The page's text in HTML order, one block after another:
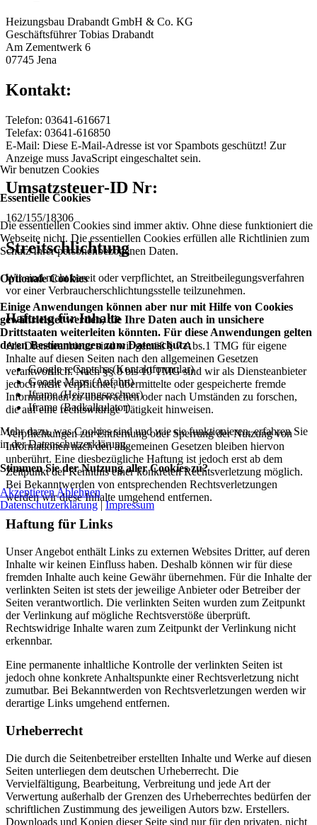
Heizungsbau Drabandt GmbH & Co. KG
Geschäftsführer Tobias Drabandt
Am Zementwerk 6
07745 Jena
Kontakt:
Telefon: 03641-616671
Telefax: 03641-616850
E-Mail: Diese E-Mail-Adresse ist vor Spambots geschützt! Zur
Anzeige muss JavaScript eingeschaltet sein.
Umsatzsteuer-ID Nr:
162/155/18306
Streitschlichtung
Wir sind nicht bereit oder verpflichtet, an Streitbeilegungsverfahren
vor einer Verbraucherschlichtungsstelle teilzunehmen.
Haftung für Inhalte
Als Diensteanbieter sind wir gemäß § 7 Abs.1 TMG für eigene
Inhalte auf diesen Seiten nach den allgemeinen Gesetzen
verantwortlich. Nach §§ 8 bis 10 TMG sind wir als Diensteanbieter
jedoch nicht verpflichtet, übermittelte oder gespeicherte fremde
Informationen zu überwachen oder nach Umständen zu forschen,
die auf eine rechtswidrige Tätigkeit hinweisen.
Verpflichtungen zur Entfernung oder Sperrung der Nutzung von
Informationen nach den allgemeinen Gesetzen bleiben hiervon
unberührt. Eine diesbezügliche Haftung ist jedoch erst ab dem
Zeitpunkt der Kenntnis einer konkreten Rechtsverletzung möglich.
Bei Bekanntwerden von entsprechenden Rechtsverletzungen
werden wir diese Inhalte umgehend entfernen.
Haftung für Links
Unser Angebot enthält Links zu externen Websites Dritter, auf deren
Inhalte wir keinen Einfluss haben. Deshalb können wir für diese
fremden Inhalte auch keine Gewähr übernehmen. Für die Inhalte der
verlinkten Seiten ist stets der jeweilige Anbieter oder Betreiber der
Seiten verantwortlich. Die verlinkten Seiten wurden zum Zeitpunkt
der Verlinkung auf mögliche Rechtsverstöße überprüft.
Rechtswidrige Inhalte waren zum Zeitpunkt der Verlinkung nicht
erkennbar.
Eine permanente inhaltliche Kontrolle der verlinkten Seiten ist
jedoch ohne konkrete Anhaltspunkte einer Rechtsverletzung nicht
zumutbar. Bei Bekanntwerden von Rechtsverletzungen werden wir
derartige Links umgehend entfernen.
Urheberrecht
Die durch die Seitenbetreiber erstellten Inhalte und Werke auf diesen
Seiten unterliegen dem deutschen Urheberrecht. Die
Vervielfältigung, Bearbeitung, Verbreitung und jede Art der
Verwertung außerhalb der Grenzen des Urheberrechtes bedürfen der
schriftlichen Zustimmung des jeweiligen Autors bzw. Erstellers.
Downloads und Kopien dieser Seite sind nur für den privaten, nicht
Wir benutzen Cookies
Essentielle Cookies
Die essentiellen Cookies sind immer aktiv. Ohne diese funktioniert die
Webseite nicht. Die essentiellen Cookies erfüllen alle Richtlinien zum
Schutz Ihrer personenbezogenen Daten.
Optionale Cookies
Einige Anwendungen können aber nur mit Hilfe von Cookies
gewährleistet werden, die Ihre Daten auch in unsichere
Drittstaaten weiterleiten könnten. Für diese Anwendungen gelten
deren Bestimmungen zum Datenschutz:
Google reCaptcha (Kontaktformular)
Google Maps (Anfahrt)
Iframe (Heizungsrechner)
Iframe (Badkalkulator)
Mehr dazu, was Cookies sind und wie sie funktionieren, erfahren Sie
in der Datenschutzerklärung.
Stimmen Sie der Nutzung aller Cookies zu?
AkzeptierenAblehnen
Datenschutzerklärung|Impressum